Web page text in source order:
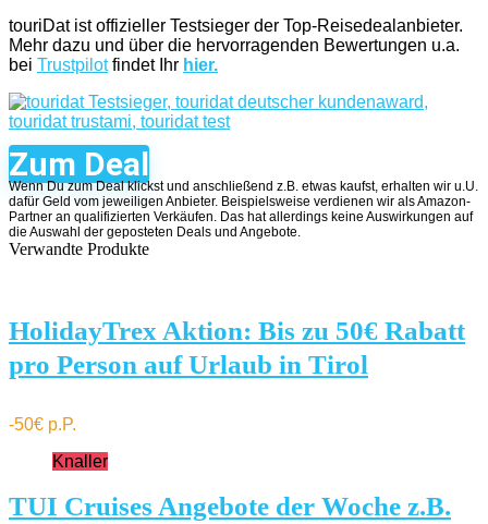
touriDat ist offizieller Testsieger der Top-Reisedealanbieter.
Mehr dazu und über die hervorragenden Bewertungen u.a.
bei Trustpilotfindet Ihr hier.
Zum Deal
Wenn Du zum Deal klickst und anschließend z.B. etwas kaufst, erhalten wir u.U.
dafür Geld vom jeweiligen Anbieter. Beispielsweise verdienen wir als Amazon-
Partner an qualifizierten Verkäufen. Das hat allerdings keine Auswirkungen auf
die Auswahl der geposteten Deals und Angebote.
Verwandte Produkte
HolidayTrex Aktion: Bis zu 50€ Rabatt
pro Person auf Urlaub in Tirol
-50€ p.P.
Knaller
TUI Cruises Angebote der Woche z.B.